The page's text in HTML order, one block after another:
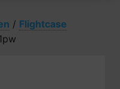
/ Flightcase